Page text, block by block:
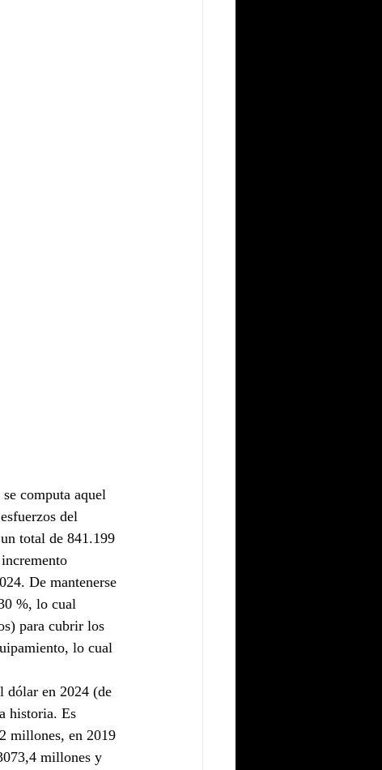
computa aquel
del
total de 841.199
De mantenerse
%, lo cual
para cubrir los
lo cual
dólar en 2024 (de
historia. Es
millones, en 2019
millones y